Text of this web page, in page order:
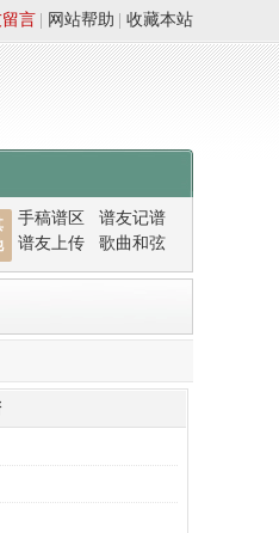
收藏本站
网站帮助
言
手稿谱区
谱友记谱
谱友上传
歌曲和弦